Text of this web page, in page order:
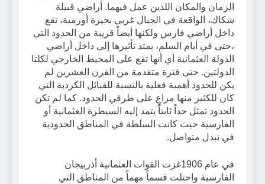
الزمان والمكان اللذين عمل فيهما. أراضي قبيلة
شكاك، الواقعة في الجبال غربي بحيرة أورمية، تقع
داخل أراضي فارس ولكنها أيضاً قريبة من الحدود التي
،حتى في أيام السلم، يمتد تأثيرها إلى داخل أراضي
الدولة العثمانية أي أنها تقع على المحيط الخارجي لكلتا
الدولتين. حتى فترة متقدمة من القرن العشرين لم
يكن للحدود أهمية فعلية بالنسبة للقبائل الكردية التي
كان للكثير منها مراعٍ على طرفي الحدود. كما لم تكن
الحدود تمثل حداً ثابتاً يتمد إليه السيطرة العثمانية أو
الفارسية حيث كانت السلطة في المناطق الحدودية
في تبدل متواصل.
في عام 1906غزت القوات العثمانية أذربيجان
الفارسية واحتلت قسماً مهماً من المناطق التي